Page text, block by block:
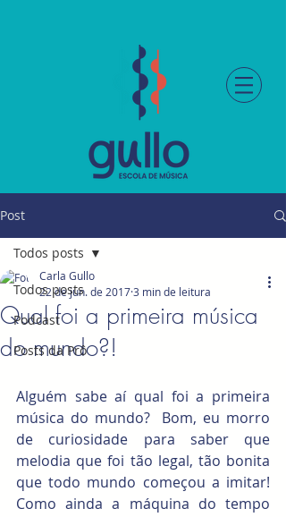
Post
Todos posts
Podcast
Posts da Prô
Todos posts
Qual foi a primeira música
do mundo?!
Carla Gullo
22 de jun. de 20173 min de leitura
Alguém sabe aí qual foi a primeira
música do mundo?  Bom, eu morro
de curiosidade para saber que
melodia que foi tão legal, tão bonita
que todo mundo começou a imitar!
Como ainda a máquina do tempo